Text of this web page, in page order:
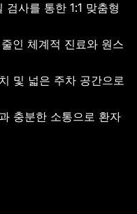
검사를 통한 1:1 맞춤형
인 체계적 진료와 원스
및 넓은 주차 공간으로
충분한 소통으로 환자